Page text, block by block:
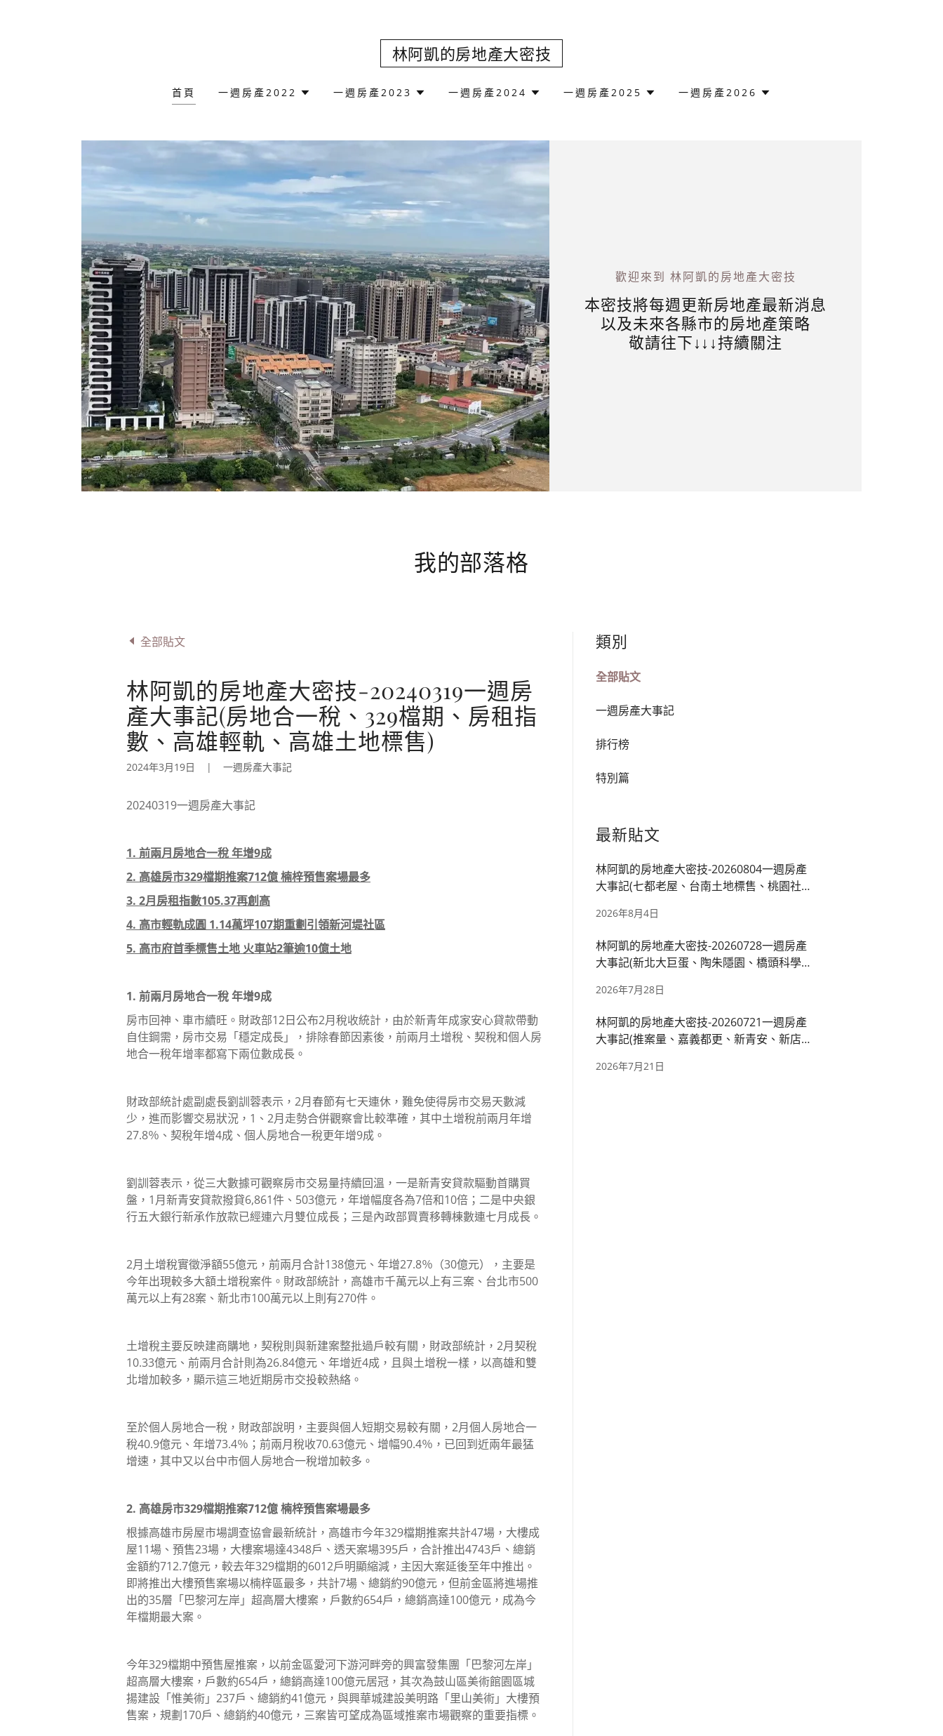
林阿凱的房地產大密技
首頁 一週房產2022 一週房產2023 一週房產2024 一週房產2025 一週房產2026
歡迎來到 林阿凱的房地產大密技
本密技將每週更新房地產最新消息
以及未來各縣市的房地產策略
敬請往下↓↓↓持續關注
我的部落格
全部貼文
林阿凱的房地產大密技-20240319一週房
產大事記(房地合一稅、329檔期、房租指
數、高雄輕軌、高雄土地標售)
2024年3月19日 | 一週房產大事記
20240319一週房產大事記
1. 前兩月房地合一稅 年增9成
2. 高雄房市329檔期推案712億 楠梓預售案場最多
3. 2月房租指數105.37再創高
4. 高市輕軌成圓 1.14萬坪107期重劃引領新河堤社區
5. 高市府首季標售土地 火車站2筆逾10億土地
1. 前兩月房地合一稅 年增9成
房市回神、車市續旺。財政部12日公布2月稅收統計，由於新青年成家安心貸款帶動
自住鋼需，房市交易「穩定成長」，排除春節因素後，前兩月土增稅、契稅和個人房
地合一稅年增率都寫下兩位數成長。
財政部統計處副處長劉訓蓉表示，2月春節有七天連休，難免使得房市交易天數減
少，進而影響交易狀況，1、2月走勢合併觀察會比較準確，其中土增稅前兩月年增
27.8％、契稅年增4成、個人房地合一稅更年增9成。
劉訓蓉表示，從三大數據可觀察房市交易量持續回溫，一是新青安貸款驅動首購買
盤，1月新青安貸款撥貸6,861件、503億元，年增幅度各為7倍和10倍；二是中央銀
行五大銀行新承作放款已經連六月雙位成長；三是內政部買賣移轉棟數連七月成長。
2月土增稅實徵淨額55億元，前兩月合計138億元、年增27.8％（30億元），主要是
今年出現較多大額土增稅案件。財政部統計，高雄市千萬元以上有三案、台北市500
萬元以上有28案、新北市100萬元以上則有270件。
土增稅主要反映建商購地，契稅則與新建案整批過戶較有關，財政部統計，2月契稅
10.33億元、前兩月合計則為26.84億元、年增近4成，且與土增稅一樣，以高雄和雙
北增加較多，顯示這三地近期房市交投較熱絡。
至於個人房地合一稅，財政部說明，主要與個人短期交易較有關，2月個人房地合一
稅40.9億元、年增73.4％；前兩月稅收70.63億元、增幅90.4％，已回到近兩年最猛
增速，其中又以台中市個人房地合一稅增加較多。
2. 高雄房市329檔期推案712億 楠梓預售案場最多
根據高雄市房屋市場調查協會最新統計，高雄市今年329檔期推案共計47場，大樓成
屋11場、預售23場，大樓案場達4348戶、透天案場395戶，合計推出4743戶、總銷
金額約712.7億元，較去年329檔期的6012戶明顯縮減，主因大案延後至年中推出。
即將推出大樓預售案場以楠梓區最多，共計7場、總銷約90億元，但前金區將進場推
出的35層「巴黎河左岸」超高層大樓案，戶數約654戶，總銷高達100億元，成為今
年檔期最大案。
今年329檔期中預售屋推案，以前金區愛河下游河畔旁的興富發集團「巴黎河左岸」
超高層大樓案，戶數約654戶，總銷高達100億元居冠，其次為鼓山區美術館園區城
揚建設「惟美術」237戶、總銷約41億元，與興華城建設美明路「里山美術」大樓預
售案，規劃170戶、總銷約40億元，三案皆可望成為區域推案市場觀察的重要指標。
類別
全部貼文
一週房產大事記
排行榜
特別篇
最新貼文
林阿凱的房地產大密技-20260804一週房產
大事記(七都老屋、台南土地標售、桃園社
2026年8月4日
林阿凱的房地產大密技-20260728一週房產
大事記(新北大巨蛋、陶朱隱園、橋頭科學園
2026年7月28日
林阿凱的房地產大密技-20260721一週房產
大事記(推案量、嘉義都更、新青安、新店十
2026年7月21日